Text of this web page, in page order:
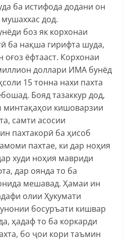
ба истифода додани он
дод.
боз як корхонаи
ба нақша гирифта шуда,
ёфтааст. Корхонаи
доллари ИМА бунёд
15 тонна нахи пахта
Бояд тазаккур дод,
минтақаҳои кишоварзии
самти асосии
пахтакорӣ ба ҳисоб
пахтае, ки дар ноҳия
худи ноҳия мавриди
дар оянда то ба
мешавад. Ҳамаи ин
олии Ҳукумати
босуръати кишвар
ҳадаф то ба коркарди
бо ҷои кори таъмин